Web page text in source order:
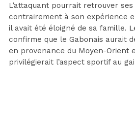
L’attaquant pourrait retrouver
contrairement à son expérience
il avait été éloigné de sa famille.
confirme que le Gabonais aurait
en provenance du Moyen-Orient
privilégierait l’aspect sportif au